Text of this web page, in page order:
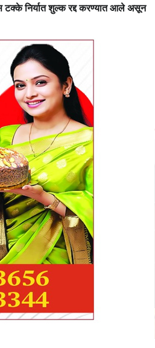
टक्के निर्यात शुल्क रद्द करण्यात आले असून